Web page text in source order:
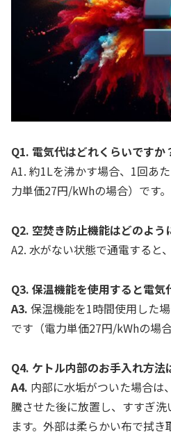
Q1. 電気代はどれくらいですか
A1. 約1Lを沸かす場合、1回あ
力単価27円/kWhの場合）です。
Q2. 空焚き防止機能はどのよう
A2. 水がない状態で通電すると
Q3. 保温機能を使用すると電気
A3. 保温機能を1時間使用した
です（電力単価27円/kWhの場合
Q4. ケトル内部のお手入れ方法
A4. 内部に水垢がついた場合は
騰させた後に放置し、すすぎ
ます。外部は柔らかい布で拭き